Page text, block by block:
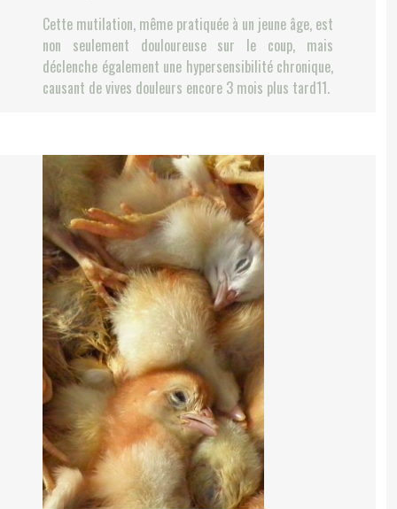
Cette mutilation, même pratiquée à un jeune âge, est
non seulement douloureuse sur le coup, mais
déclenche également une hypersensibilité chronique,
causant de vives douleurs encore 3 mois plus tard11.